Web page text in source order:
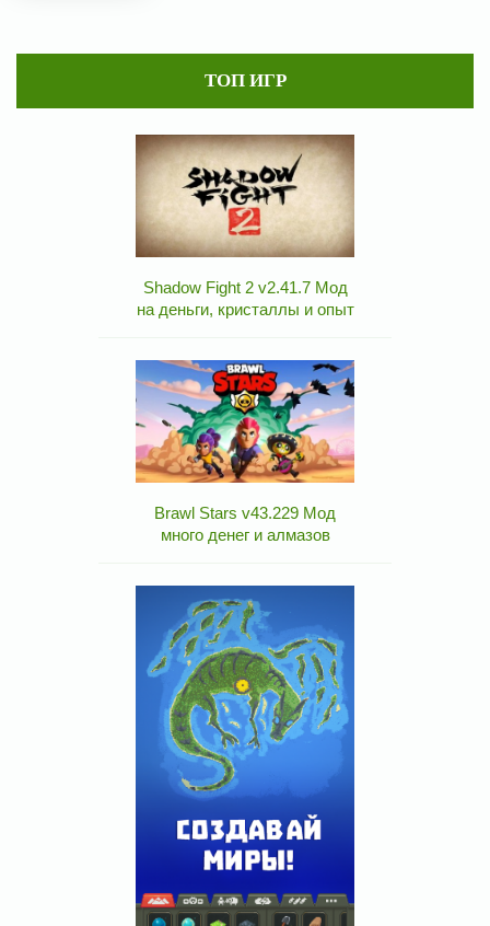
ТОП ИГР
Shadow Fight 2 v2.41.7 Мод
на деньги, кристаллы и опыт
Brawl Stars v43.229 Мод
много денег и алмазов